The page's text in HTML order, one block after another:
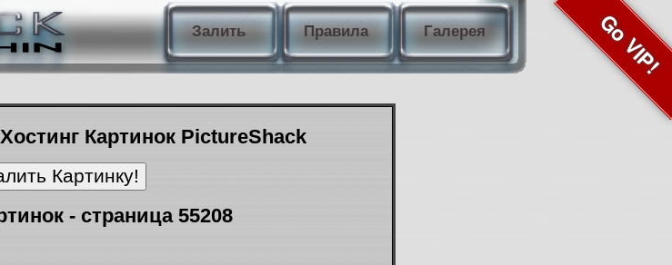
Залить Правила Галерея Go VIP!
Картинок PictureShack
- страница 55208